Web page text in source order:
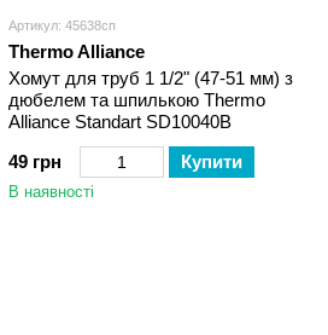
Артикул: 45638сп
Thermo Alliance
Хомут для труб 1 1/2" (47-51 мм) з
дюбелем та шпилькою Thermo
Alliance Standart SD10040B
49 грн
Купити
В наявності